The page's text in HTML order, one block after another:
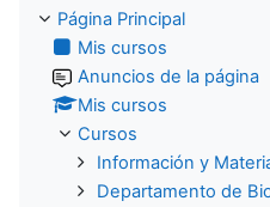
Página Principal
Mis cursos
Anuncios de la página
Mis cursos
Cursos
Información y
Departamento de